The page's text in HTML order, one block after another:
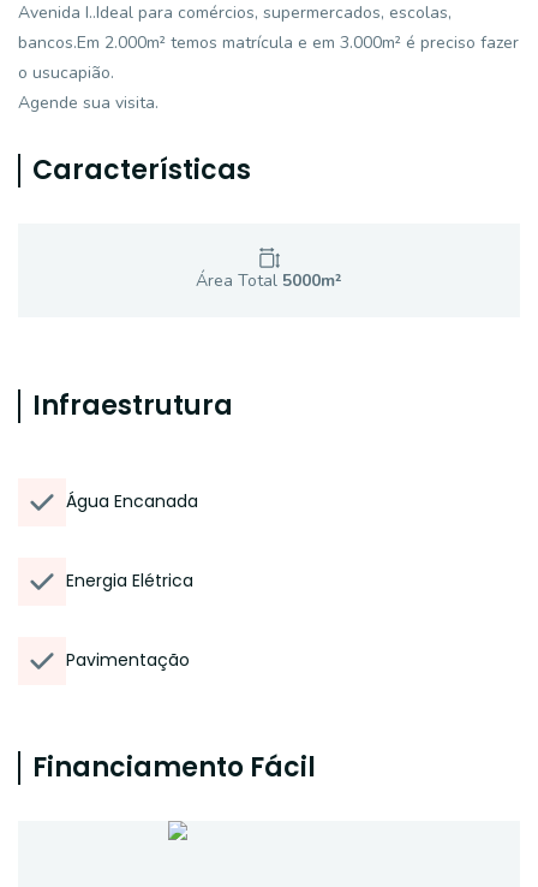
Avenida I..Ideal para comércios, supermercados, escolas,
bancos.Em 2.000m² temos matrícula e em 3.000m² é preciso fazer
o usucapião.
Agende sua visita.
Características
Área Total 5000m²
Infraestrutura
Água Encanada
Energia Elétrica
Pavimentação
Financiamento Fácil